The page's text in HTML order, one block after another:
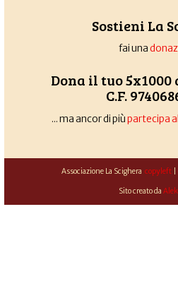
Sostieni La
fai una
Dona il tuo
C.F.
... ma ancor di piùpartecipa
Associazione La Scighera copyleft|
Sito creato da